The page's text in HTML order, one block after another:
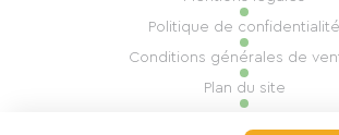
Politique de confidentialité
Conditions générales de
Plan du site